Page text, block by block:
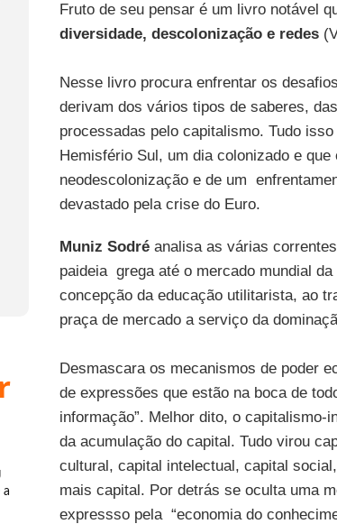
a
Fruto de seu pensar é um livro notável
diversidade, descolonização e redes
Nesse livro procura enfrentar os
derivam dos vários tipos de saberes,
processadas pelo capitalismo. Tudo
Hemisfério Sul, um dia colonizado e
neodescolonização e de um
devastado pela crise do Euro.
Muniz Sodré analisa as várias
paideia grega até o mercado mundial
concepção da educação utilitarista, ao
praça de mercado a serviço da
Desmascara os mecanismos de poder
de expressões que estão na boca de
informação”. Melhor dito, o
da acumulação do capital. Tudo virou
cultural, capital intelectual, capital
mais capital. Por detrás se oculta uma
expressso pela “economia do